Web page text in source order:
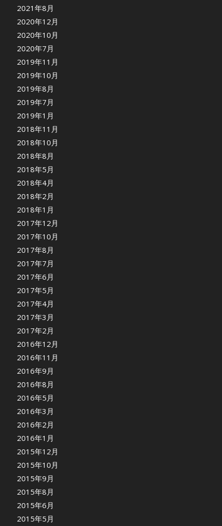
2021年8月
2020年12月
2020年10月
2020年7月
2019年11月
2019年10月
2019年8月
2019年7月
2019年1月
2018年11月
2018年10月
2018年8月
2018年5月
2018年4月
2018年2月
2018年1月
2017年12月
2017年10月
2017年8月
2017年7月
2017年6月
2017年5月
2017年4月
2017年3月
2017年2月
2016年12月
2016年11月
2016年9月
2016年8月
2016年5月
2016年3月
2016年2月
2016年1月
2015年12月
2015年10月
2015年9月
2015年8月
2015年6月
2015年5月